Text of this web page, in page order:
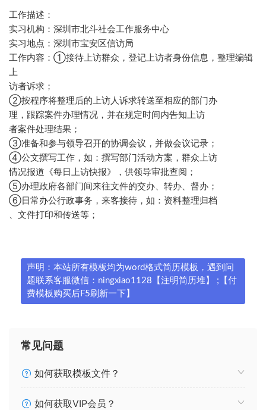
工作描述：
实习机构：深圳市北斗社会工作服务中心
实习地点：深圳市宝安区信访局
工作内容：①接待上访群众，登记上访者身份信息，整理编辑
上
访者诉求；
②按程序将整理后的上访人诉求转送至相应的部门办
理，跟踪案件办理情况，并在规定时间内告知上访
者案件处理结果；
③准备和参与领导召开的协调会议，并做会议记录；
④公文撰写工作，如：撰写部门活动方案，群众上访
情况报道《每日上访快报》，供领导审批查阅；
⑤办理政府各部门间来往文件的交办、转办、督办；
⑥日常办公行政事务，来客接待，如：资料整理归档
、文件打印和传送等；
声明：本站所有模板均为word格式简历模板，遇到问
题联系客服微信：ningxiao1128【注明简历堆】 ;【付
费模板购买后F5刷新一下】
常见问题
如何获取模板文件？
如何获取VIP会员？